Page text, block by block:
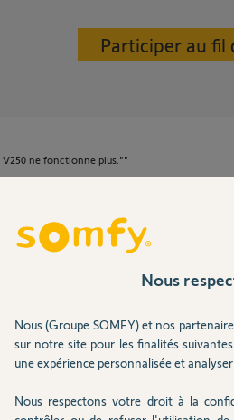
Participer au fil
ne fonctionne plus.""
Nous
Nous (Groupe SOMFY) et nos
sur notre site pour les finalités
une expérience personnalisée et
Nous respectons votre droit à la